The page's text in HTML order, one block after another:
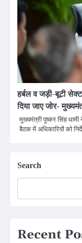
हर्बल व जड़ी-बूटी
दिया जाए जोर-
मुख्यमंत्री पुष्कर सिंह
बैठक में अधिकारियों को
Search
Recent